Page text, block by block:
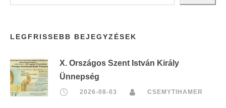
LEGFRISSEBB BEJEGYZÉSEK
X. Országos Szent István Király
Ünnepség
2026-08-03 CSEMYTIHAMER